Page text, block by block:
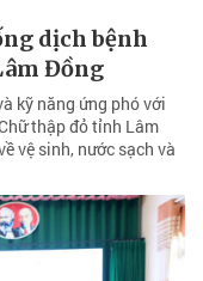
dịch bệnh
Đồng
kỹ năng ứng phó với
thập đỏ tỉnh Lâm
vệ sinh, nước sạch và